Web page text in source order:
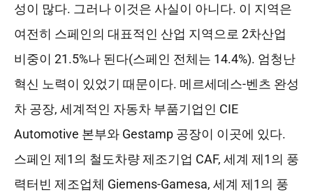
성이 많다. 그러나 이것은 사실이 아니다. 이 지역은
여전히 스페인의 대표적인 산업 지역으로 2차산업
비중이 21.5%나 된다(스페인 전체는 14.4%). 엄청난
혁신 노력이 있었기 때문이다. 메르세데스-벤츠 완성
차 공장, 세계적인 자동차 부품기업인 CIE
Automotive 본부와 Gestamp 공장이 이곳에 있다.
스페인 제1의 철도차량 제조기업 CAF, 세계 제1의 풍
력터빈 제조업체 Giemens-Gamesa, 세계 제1의 풍